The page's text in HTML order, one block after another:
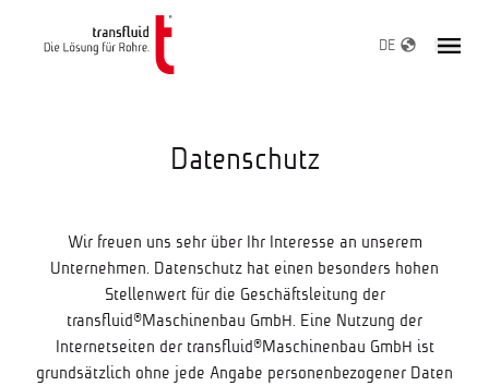
DE
Datenschutz
Wir freuen uns sehr über Ihr Interesse an unserem
Unternehmen. Datenschutz hat einen besonders hohen
Stellenwert für die Geschäftsleitung der
transfluid®Maschinenbau GmbH. Eine Nutzung der
Internetseiten der transfluid®Maschinenbau GmbH ist
grundsätzlich ohne jede Angabe personenbezogener Daten